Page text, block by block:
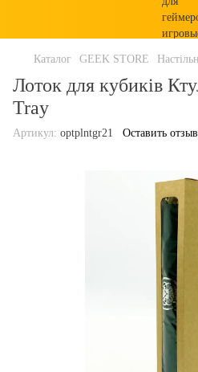
Каталог GEEK STORE
Лоток для кубиків
Tray
Артикул: optplntgr21 Оставить отзыв